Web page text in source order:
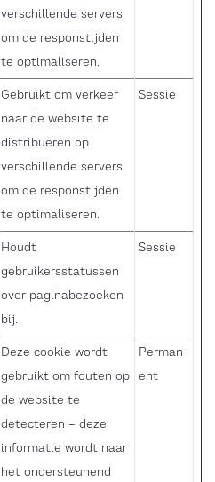
verschillende servers
om de responstijden
te optimaliseren.
Gebruikt om verkeer
naar de website te
distribueren op
verschillende servers
om de responstijden
te optimaliseren.
Sessie
Houdt
gebruikersstatussen
over paginabezoeken
bij.
Sessie
Deze cookie wordt
gebruikt om fouten op
de website te
detecteren – deze
informatie wordt naar
het ondersteunend
Perman
ent